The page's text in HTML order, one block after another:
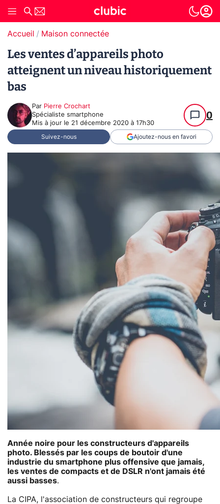
Accueil Maison connectée
Les ventes d’appareils photo
atteignent un niveau historiquement
bas
Par Pierre Crochart
Spécialiste smartphone
Mis à jour le 21 décembre 2020 à 17h30
0
Suivez-nous Ajoutez-nous en favori
Année noire pour les constructeurs d'appareils
photo. Blessés par les coups de boutoir d'une
industrie du smartphone plus offensive que jamais,
les ventes de compacts et de DSLR n'ont jamais été
aussi basses.
La CIPA, l'association de constructeurs qui regroupe